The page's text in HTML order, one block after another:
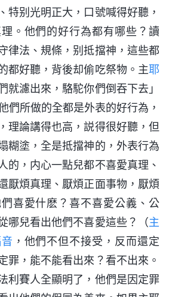
特别光明正大，口號喊得好聽，
。他們的好行為都有哪些？讀
律法、規條，别抵擋神，這些都
都好聽，背後却偷吃祭物。主耶
就濾出來，駱駝你們倒吞下去」
們所做的全都是外表的好行為，
理論講得也高，説得很好聽，但
糊塗，全是抵擋神的，外表行為
的，内心一點兒都不喜愛真理、
厭煩真理、厭煩正面事物，厭煩
喜愛什麽？喜不喜愛公義、公
哪兒看出他們不喜愛這些？（主
，他們不但不接受，反而還定
罪，能不能看出來？看不出來。
利賽人全顯明了，他們是因定罪